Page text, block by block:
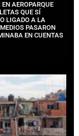
AEROPARQUE
QUE SÍ
LIGADO A LA
PASARON
EN CUENTAS